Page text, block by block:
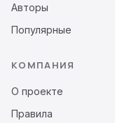
Авторы
Популярные
КОМПАНИЯ
О проекте
Правила